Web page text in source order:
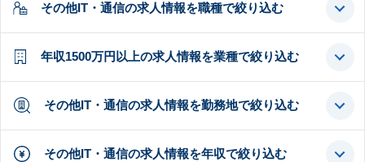
その他IT・通信の求人情報を職種で絞り込む
年収1500万円以上の求人情報を業種で絞り込む
その他IT・通信の求人情報を勤務地で絞り込む
その他IT・通信の求人情報を年収で絞り込む